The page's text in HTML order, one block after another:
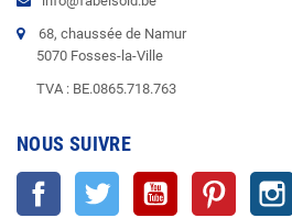
68, chaussée de Namur
5070 Fosses-la-Ville
TVA : BE.0865.718.763
NOUS SUIVRE
Facebook Twitter YouTube Pinterest